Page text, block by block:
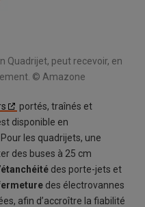
Quadrijet, peut recevoir, en
© Amazone
portés, traînés et
disponible en
. Pour les quadrijets, une
des buses à 25 cm
des porte-jets et
des électrovannes
afin d’accroître la fiabilité